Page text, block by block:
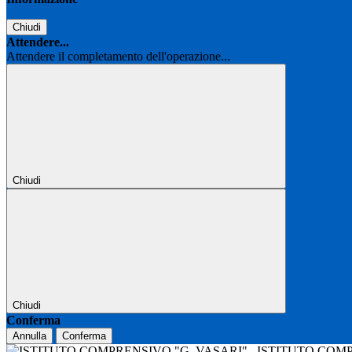
Chiudi
Attendere...
Attendere il completamento dell'operazione...
Chiudi
Chiudi
Conferma
Annulla Conferma